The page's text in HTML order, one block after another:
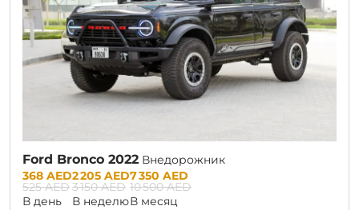
Ford Bronco 2022 Внедорожник
Prices:
368 AED
525 AED
В день
2 205 AED
3 150 AED
В неделю
7 350 AED
10 500 AED
В месяц